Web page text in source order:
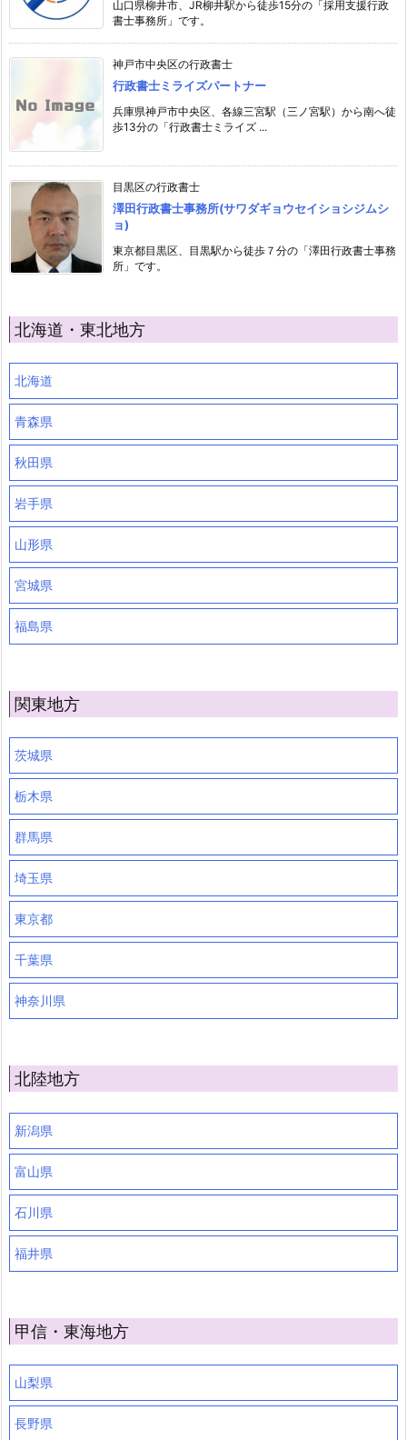
山口県柳井市、JR柳井駅から徒歩15分の「採用支援行政
書士事務所」です。
神戸市中央区の行政書士
行政書士ミライズパートナー
兵庫県神戸市中央区、各線三宮駅（三ノ宮駅）から南へ徒
歩13分の「行政書士ミライズ ...
目黒区の行政書士
澤田行政書士事務所(サワダギョウセイショシジムシ
ョ)
東京都目黒区、目黒駅から徒歩７分の「澤田行政書士事務
所」です。
北海道・東北地方
北海道
青森県
秋田県
岩手県
山形県
宮城県
福島県
関東地方
茨城県
栃木県
群馬県
埼玉県
東京都
千葉県
神奈川県
北陸地方
新潟県
富山県
石川県
福井県
甲信・東海地方
山梨県
長野県